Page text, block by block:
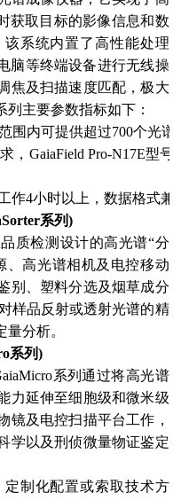
获取目标的影像信息和数
系统内置了高性能处理
脑等终端设备进行无线操
焦及扫描速度匹配，极大
主要参数指标如下：
围内可提供超过700个光
，GaiaField Pro-N17E型
作4小时以上，数据格式兼
系列)
质检测设计的高光谱“分
、高光谱相机及电控移动
别、塑料分选及烟草成分
样品反射或透射光谱的精
分析。
系列)
系列通过将高光谱
力延伸至细胞级和微米级
镜及电控扫描平台工作，
学以及刑侦微量物证鉴定
制化配置或索取技术方